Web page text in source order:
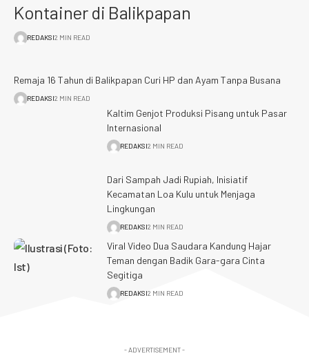
Kontainer di Balikpapan
REDAKSI2 MIN READ
Remaja 16 Tahun di Balikpapan Curi HP dan Ayam Tanpa Busana
REDAKSI2 MIN READ
Kaltim Genjot Produksi Pisang untuk Pasar
Internasional
REDAKSI2 MIN READ
Dari Sampah Jadi Rupiah, Inisiatif
Kecamatan Loa Kulu untuk Menjaga
Lingkungan
REDAKSI2 MIN READ
Viral Video Dua Saudara Kandung Hajar
Teman dengan Badik Gara-gara Cinta
Segitiga
REDAKSI2 MIN READ
- ADVERTISEMENT -